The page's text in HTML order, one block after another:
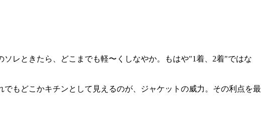
レときたら、どこまでも軽〜くしなやか。もはや"1着、2着"ではな
もどこかキチンとして見えるのが、ジャケットの威力。その利点を最